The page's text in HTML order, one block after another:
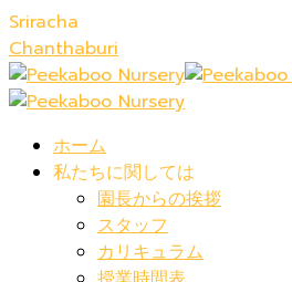
Sriracha
Chanthaburi
ホーム
私たちに関しては
園長からの挨拶
スタッフ
カリキュラム